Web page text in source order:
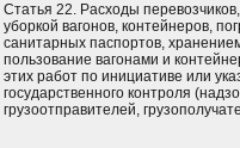
Статья 22. Расходы
уборкой вагонов, контейнеров,
санитарных паспортов,
пользование вагонами и
этих работ по инициативе или
государственного контроля
грузоотправителей,